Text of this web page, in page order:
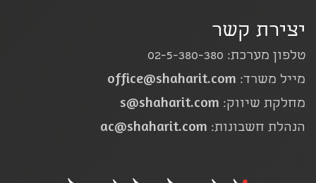
יצירת קשר
טלפון מערכת: 02-5-380-380
מייל משרד: office@shaharit.com
מחלקת שיווק: s@shaharit.com
הנהלת חשבונות: ac@shaharit.com